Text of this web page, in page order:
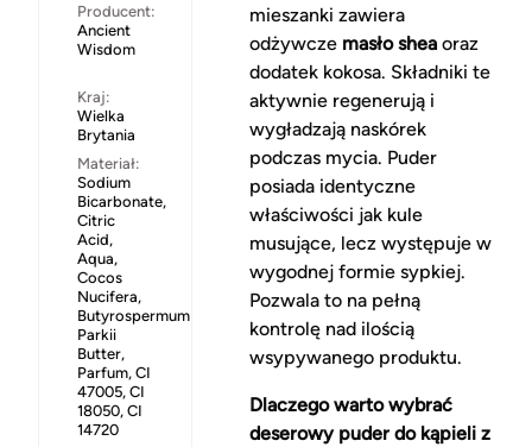
Producent:
Ancient
Wisdom
Kraj:
Wielka
Brytania
Materiał:
Sodium
Bicarbonate,
Citric
Acid,
Aqua,
Cocos
Nucifera,
Butyrospermum
Parkii
Butter,
Parfum, CI
47005, CI
18050, CI
14720
mieszanki zawiera
odżywcze masło sheaoraz
dodatek kokosa. Składniki te
aktywnie regenerują i
wygładzają naskórek
podczas mycia. Puder
posiada identyczne
właściwości jak kule
musujące, lecz występuje w
wygodnej formie sypkiej.
Pozwala to na pełną
kontrolę nad ilością
wsypywanego produktu.
Dlaczego warto wybrać
deserowy puder do kąpieli z